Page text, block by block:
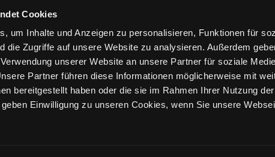
Cookies
um Inhalte und Anzeigen zu personalisieren, Funktionen für
die Zugriffe auf unsere Website zu analysieren. Außerdem
unserer Website an unsere Partner für soziale
Partner führen diese Informationen möglicherweise mit
bereitgestellt haben oder die sie im Rahmen Ihrer Nutzung
Einwilligung zu unseren Cookies, wenn Sie unsere
2026